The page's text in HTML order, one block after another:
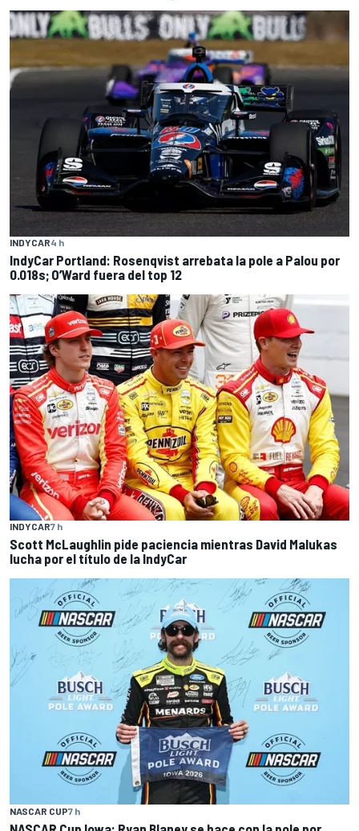
INDYCAR4 h
IndyCar Portland: Rosenqvist arrebata la pole a Palou por
0.018s; O’Ward fuera del top 12
INDYCAR7 h
Scott McLaughlin pide paciencia mientras David Malukas
lucha por el título de la IndyCar
NASCAR CUP7 h